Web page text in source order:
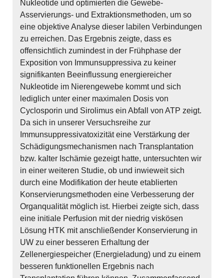
Nukleotide und optimierten die Gewebe-
Asservierungs- und Extraktionsmethoden, um so
eine objektive Analyse dieser labilen Verbindungen
zu erreichen. Das Ergebnis zeigte, dass es
offensichtlich zumindest in der Frühphase der
Exposition von Immunsuppressiva zu keiner
signifikanten Beeinflussung energiereicher
Nukleotide im Nierengewebe kommt und sich
lediglich unter einer maximalen Dosis von
Cyclosporin und Sirolimus ein Abfall von ATP zeigt.
Da sich in unserer Versuchsreihe zur
Immunsuppressivatoxizität eine Verstärkung der
Schädigungsmechanismen nach Transplantation
bzw. kalter Ischämie gezeigt hatte, untersuchten wir
in einer weiteren Studie, ob und inwieweit sich
durch eine Modifikation der heute etablierten
Konservierungsmethoden eine Verbesserung der
Organqualität möglich ist. Hierbei zeigte sich, dass
eine initiale Perfusion mit der niedrig viskösen
Lösung HTK mit anschließender Konservierung in
UW zu einer besseren Erhaltung der
Zellenergiespeicher (Energieladung) und zu einem
besseren funktionellen Ergebnis nach